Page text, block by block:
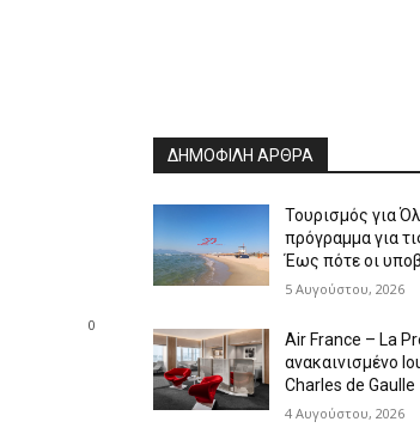
0
ΔΗΜΟΦΙΛΗ ΑΡΘΡΑ
Τουρισμός για
πρόγραμμα για
Έως πότε οι
5 Αυγούστου, 2026
Air France – La
ανακαινισμένο
Charles de Gaulle
4 Αυγούστου, 2026